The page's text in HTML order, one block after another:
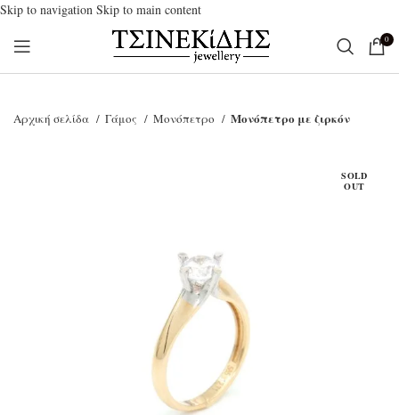
Skip to navigation Skip to main content
0
Αρχική σελίδα Γάμος Μονόπετρο Μονόπετρο με ζιρκόν
SOLD
OUT